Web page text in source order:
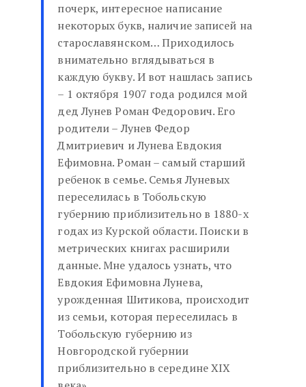
почерк, интересное написание
некоторых букв, наличие записей на
старославянском… Приходилось
внимательно вглядываться в
каждую букву. И вот нашлась запись
– 1 октября 1907 года родился мой
дед Лунев Роман Федорович. Его
родители – Лунев Федор
Дмитриевич и Лунева Евдокия
Ефимовна. Роман – самый старший
ребенок в семье. Семья Луневых
переселилась в Тобольскую
губернию приблизительно в 1880-х
годах из Курской области. Поиски в
метрических книгах расширили
данные. Мне удалось узнать, что
Евдокия Ефимовна Лунева,
урожденная Шитикова, происходит
из семьи, которая переселилась в
Тобольскую губернию из
Новгородской губернии
приблизительно в середине XIX